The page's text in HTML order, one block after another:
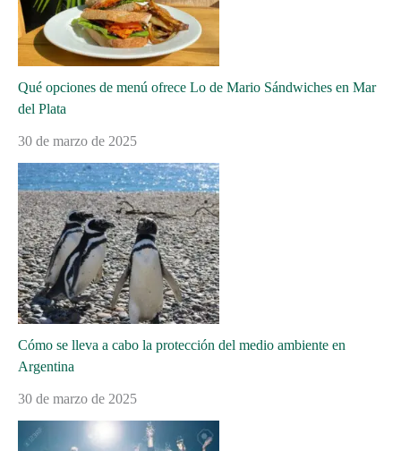
Qué opciones de menú ofrece Lo de Mario Sándwiches en Mar
del Plata
30 de marzo de 2025
Cómo se lleva a cabo la protección del medio ambiente en
Argentina
30 de marzo de 2025